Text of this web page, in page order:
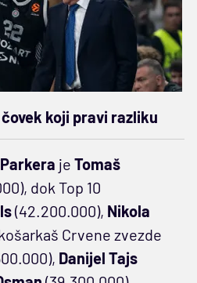
koji pravi razliku
je Tomaš
dok Top 10
(42.200.000), Nikola
Crvene zvezde
Danijel Tajs